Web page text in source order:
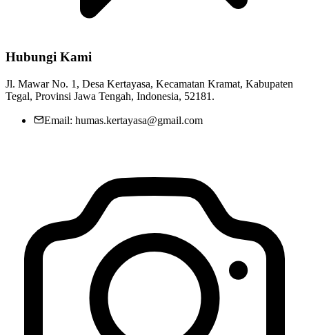
PEMBAGIAN BANTUAN LANGSUNG TUNAI (BLT)
BULAN KE-9 2022 DESA KERTAYASA
2020 09 Juli 2020
PELANTIKAN MUTASI DALAM JABATAN PERANGKAT
DESA DI LINGKUNGAN PEMERINTAH DESA KERTAYASA
Hubungi Kami
Jl. Mawar No. 1, Desa Kertayasa, Kecamatan Kramat, Kabupaten
Tegal, Provinsi Jawa Tengah, Indonesia, 52181.
Email: humas.kertayasa@gmail.com